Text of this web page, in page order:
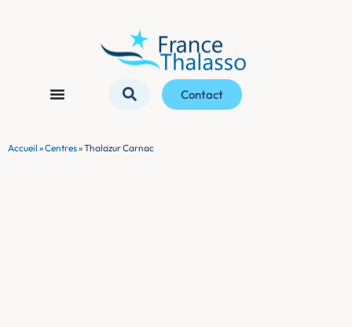
Contact
Accueil »Centres»Thalazur Carnac